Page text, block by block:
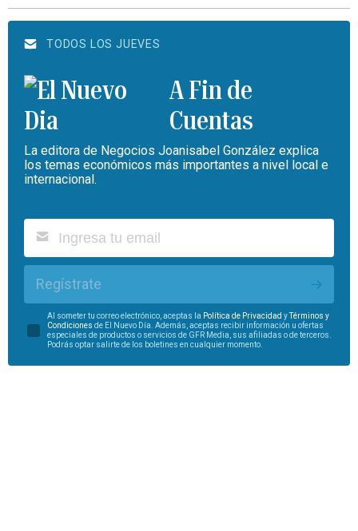
TODOS LOS JUEVES
A Fin de
Cuentas
La editora de Negocios Joanisabel González explica
los temas económicos más importantes a nivel local e
internacional.
Regístrate
Al someter tu correo electrónico, aceptas la Política de Privacidad yTérminos y
Condiciones de El Nuevo Día. Además, aceptas recibir información u ofertas
especiales de productos o servicios de GFR Media, sus afiliadas o de terceros.
Podrás optar salirte de los boletines en cualquier momento.